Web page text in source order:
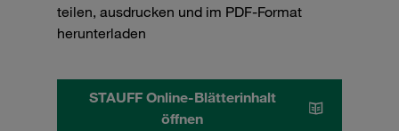
teilen, ausdrucken und im PDF-Format
herunterladen
STAUFF Online-Blätterinhalt
öffnen